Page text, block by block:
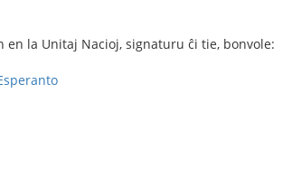
en la Unitaj Nacioj, signaturu ĉi tie, bonvole: